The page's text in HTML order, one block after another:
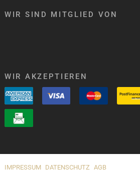
WIR SIND MITGLIED VON
WIR AKZEPTIEREN
IMPRESSUM DATENSCHUTZ AGB